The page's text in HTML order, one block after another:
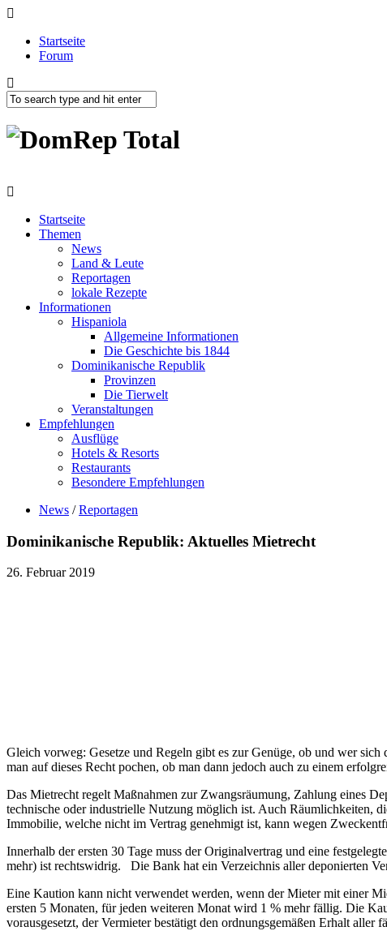
Startseite
Forum
Startseite
Themen
News
Land & Leute
Reportagen
lokale Rezepte
Informationen
Hispaniola
Allgemeine Informationen
Die Geschichte bis 1844
Dominikanische Republik
Provinzen
Die Tierwelt
Veranstaltungen
Empfehlungen
Ausflüge
Hotels & Resorts
Restaurants
Besondere Empfehlungen
News / Reportagen
Dominikanische Republik: Aktuelles Mietrecht
26. Februar 2019
Gleich vorweg: Gesetze und Regeln gibt es zur Genüge, ob und wer
man auf dieses Recht pochen, ob man dann jedoch auch zu einem
Das Mietrecht regelt Maßnahmen zur Zwangsräumung, Zahlung eines
technische oder industrielle Nutzung möglich ist. Auch Räumlichkeiten,
Immobilie, welche nicht im Vertrag genehmigt ist, kann wegen
Innerhalb der ersten 30 Tage muss der Originalvertrag und eine
mehr) ist rechtswidrig.
Die Bank hat ein Verzeichnis aller deponierten
Eine Kaution kann nicht verwendet werden, wenn der Mieter mit einer
ersten 5 Monaten, für jeden weiteren Monat wird 1 % mehr fällig. Die
vorausgesetzt, der Vermieter bestätigt den ordnungsgemäßen Erhalt